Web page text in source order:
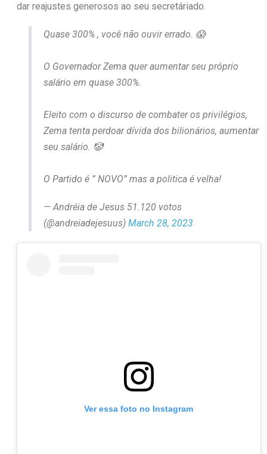
dar reajustes generosos ao seu secretáriado.
Quase 300% , você não ouvir errado. 😱
O Governador Zema quer aumentar seu próprio
salário em quase 300%.
Eleito com o discurso de combater os privilégios,
Zema tenta perdoar dívida dos bilionários, aumentar
seu salário. 🤡
O Partido é ” NOVO” mas a politica é velha!
— Andréia de Jesus 51.120 votos
(@andreiadejesuus) March 28, 2023
Ver essa foto no Instagram